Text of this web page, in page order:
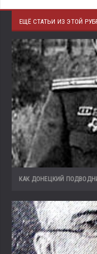
ЕЩЁ СТАТЬИ ИЗ ЭТОЙ
КАК ДОНЕЦКИЙ